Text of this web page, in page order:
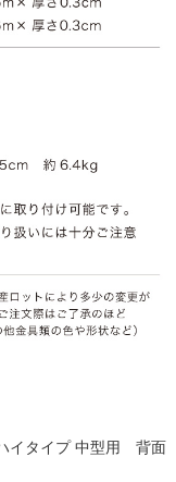
イタイプ 中型用 背面